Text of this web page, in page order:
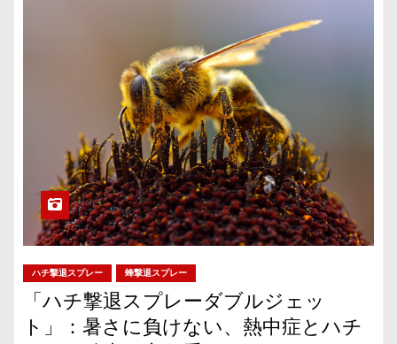
ハチ撃退スプレー 蜂撃退スプレー
「ハチ撃退スプレーダブルジェッ
ト」：暑さに負けない、熱中症とハチ